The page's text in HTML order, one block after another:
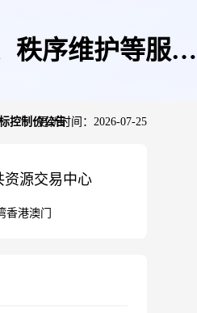
秩序维护等服务
控制价公告更新时间：2026-07-25
资源交易中心
香港澳门